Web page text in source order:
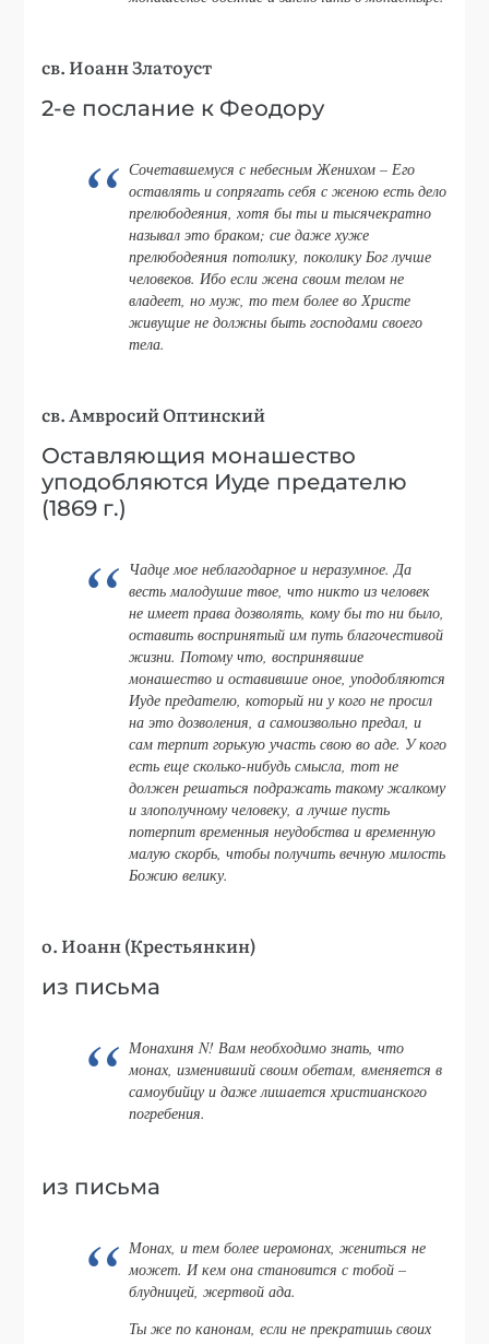
св. Иоанн Златоуст
2-е послание к Феодору
Сочетавшемуся с небесным Женихом – Его
оставлять и сопрягать себя с женою есть дело
прелюбодеяния, хотя бы ты и тысячекратно
называл это браком; сие даже хуже
прелюбодеяния потолику, поколику Бог лучше
человеков. Ибо если жена своим телом не
владеет, но муж, то тем более во Христе
живущие не должны быть господами своего
тела.
св. Амвросий Оптинский
Оставляющия монашество
уподобляются Иуде предателю
(1869 г.)
Чадце мое неблагодарное и неразумное. Да
весть малодушие твое, что никто из человек
не имеет права дозволять, кому бы то ни было,
оставить воспринятый им путь благочестивой
жизни. Потому что, воспринявшие
монашество и оставившие оное, уподобляются
Иуде предателю, который ни у кого не просил
на это дозволения, а самоизвольно предал, и
сам терпит горькую участь свою во аде. У кого
есть еще сколько-нибудь смысла, тот не
должен решаться подражать такому жалкому
и злополучному человеку, а лучше пусть
потерпит временныя неудобства и временную
малую скорбь, чтобы получить вечную милость
Божию велику.
о. Иоанн (Крестьянкин)
из письма
Монахиня N! Вам необходимо знать, что
монах, изменивший своим обетам, вменяется в
самоубийцу и даже лишается христианского
погребения.
из письма
Монах, и тем более иеромонах, жениться не
может. И кем она становится с тобой –
блудницей, жертвой ада.
Ты же по канонам, если не прекратишь своих